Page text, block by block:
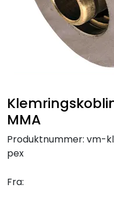
MMA
Produktnummer: vm-
pex
Fra:
Klemringskoblinger
Radiatorer
Planfront radiatorer